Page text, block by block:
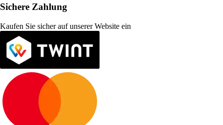
Sichere Zahlung
Kaufen Sie sicher auf unserer Website ein